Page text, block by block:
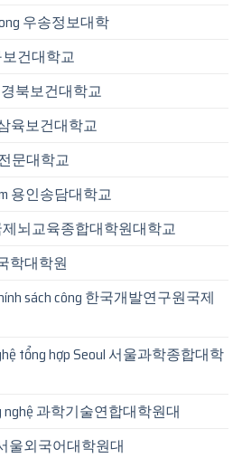
우송정보대학
보건대학교
경북보건대학교
육보건대학교
문대학교
용인송담대학교
제뇌교육종합대학원대학교
학대학원
sách công 한국개발연구원국제
tổng hợp Seoul 서울과학종합대학
nghệ 과학기술연합대학원대
울외국어대학원대